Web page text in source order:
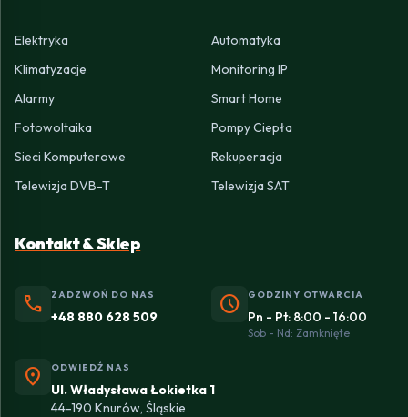
Elektryka
Automatyka
Klimatyzacje
Monitoring IP
Alarmy
Smart Home
Fotowoltaika
Pompy Ciepła
Sieci Komputerowe
Rekuperacja
Telewizja DVB-T
Telewizja SAT
Kontakt & Sklep
phone ZADZWOŃ DO NAS
+48 880 628 509 schedule GODZINY OTWARCIA
Pn - Pt: 8:00 - 16:00
Sob - Nd: Zamknięte
location_on ODWIEDŹ NAS
Ul. Władysława Łokietka 1
44-190 Knurów, Śląskie